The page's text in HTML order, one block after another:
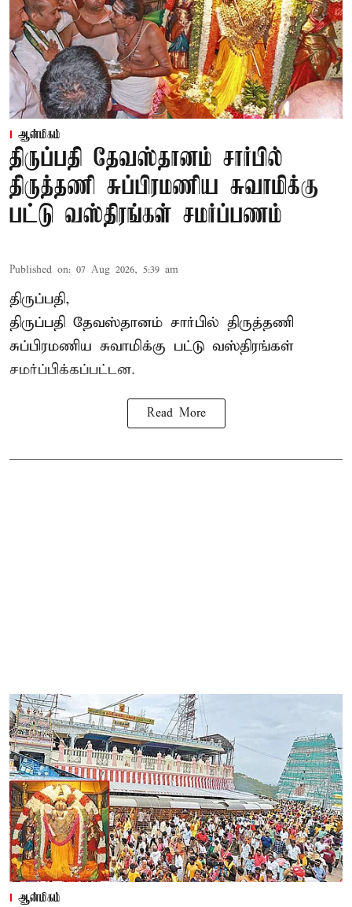
ஆன்மிகம்
திருப்பதி தேவஸ்தானம் சார்பில்
திருத்தணி சுப்பிரமணிய சுவாமிக்கு
பட்டு வஸ்திரங்கள் சமர்ப்பணம்
Published on: 07 Aug 2026, 5:39 am
திருப்பதி,
திருப்பதி தேவஸ்தானம் சார்பில் திருத்தணி
சுப்பிரமணிய சுவாமிக்கு பட்டு வஸ்திரங்கள்
சமர்ப்பிக்கப்பட்டன.
Read More
ஆன்மிகம்